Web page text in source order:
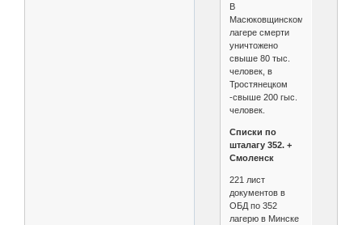
В
Масюковщинском
лагере смерти
уничтожено
свыше 80 тыс.
человек, в
Тростянецком
-свыше 200 гыс.
человек.
Списки по
шталагу 352. +
Смоленск
221 лист
документов в
ОБД по 352
лагерю в Минске